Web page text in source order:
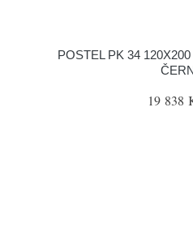
POSTEL PK 34
19 838